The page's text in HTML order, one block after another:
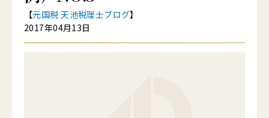
【元国税 天池税理士ブログ】
2017年04月13日